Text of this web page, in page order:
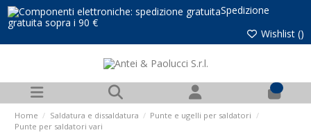
Spedizione
gratuita sopra i 90 €
Wishlist ()
Home Saldatura e dissaldatura
Punte e ugelli per saldatori
Punte per saldatori vari